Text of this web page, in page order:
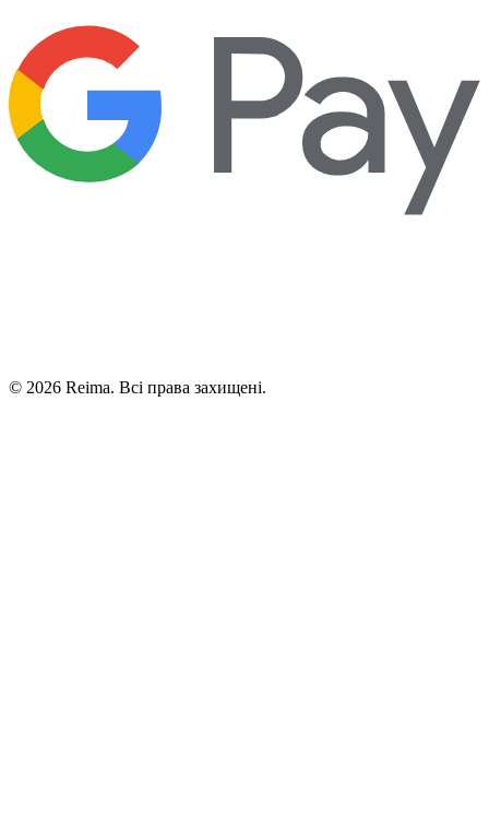
© 2026 Reima. Всі права захищені.